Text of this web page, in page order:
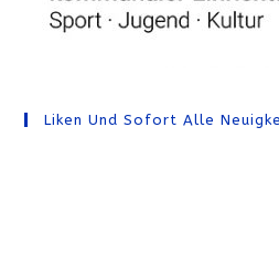
Liken Und Sofort Alle